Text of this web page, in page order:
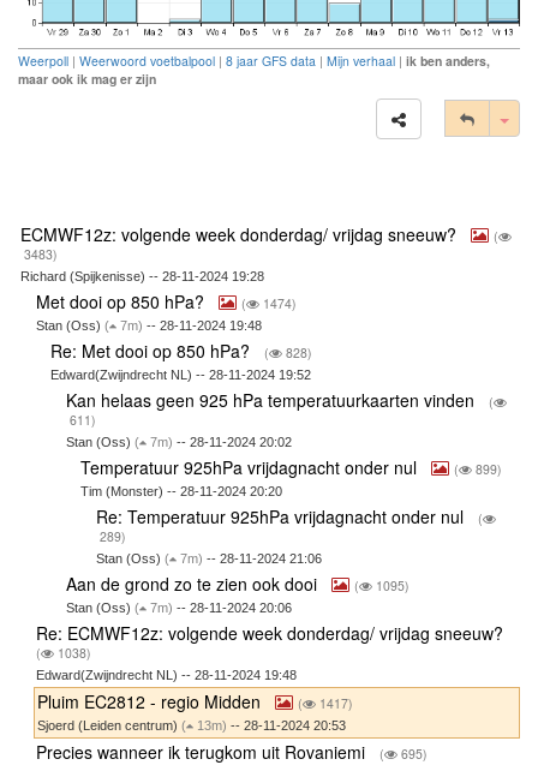
Weerpoll | Weerwoord voetbalpool | 8 jaar GFS data | Mijn verhaal | ik ben anders,
maar ook ik mag er zijn
ECMWF12z: volgende week donderdag/ vrijdag sneeuw?
(
3483)
Richard (Spijkenisse) -- 28-11-2024 19:28
Met dooi op 850 hPa? ( 1474)
Stan (Oss) ( 7m) -- 28-11-2024 19:48
Re: Met dooi op 850 hPa? ( 828)
Edward(Zwijndrecht NL) -- 28-11-2024 19:52
Kan helaas geen 925 hPa temperatuurkaarten vinden
(
611)
Stan (Oss) ( 7m) -- 28-11-2024 20:02
Temperatuur 925hPa vrijdagnacht onder nul ( 899)
Tim (Monster) -- 28-11-2024 20:20
Re: Temperatuur 925hPa vrijdagnacht onder nul
(
289)
Stan (Oss) ( 7m) -- 28-11-2024 21:06
Aan de grond zo te zien ook dooi ( 1095)
Stan (Oss) ( 7m) -- 28-11-2024 20:06
Re: ECMWF12z: volgende week donderdag/ vrijdag sneeuw?
( 1038)
Edward(Zwijndrecht NL) -- 28-11-2024 19:48
Pluim EC2812 - regio Midden ( 1417)
Sjoerd (Leiden centrum) ( 13m) -- 28-11-2024 20:53
Precies wanneer ik terugkom uit Rovaniemi ( 695)